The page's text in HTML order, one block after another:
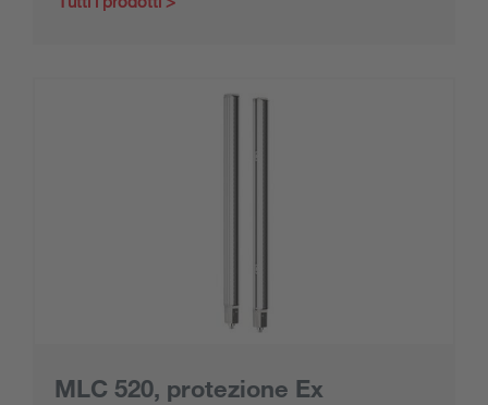
MLC 520, protezione Ex